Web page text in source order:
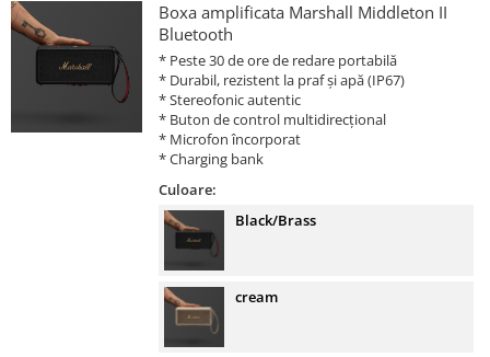
Boxa amplificata Marshall Middleton II
Bluetooth
* Peste 30 de ore de redare portabilă
* Durabil, rezistent la praf și apă (IP67)
* Stereofonic autentic
* Buton de control multidirecțional
* Microfon încorporat
* Charging bank
Culoare:
Black/Brass
cream